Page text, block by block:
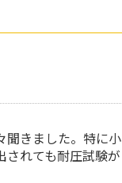
聞きました。特に小
されても耐圧試験が